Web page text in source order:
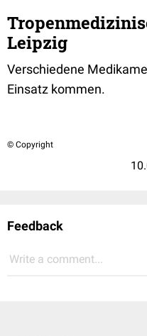
Leipzig
Verschiedene
Einsatz kommen.
© Copyright
Feedback
Write a comment...